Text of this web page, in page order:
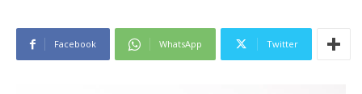
Facebook WhatsApp Twitter